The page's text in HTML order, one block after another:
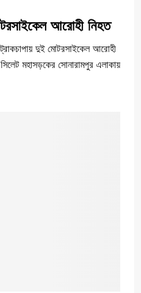
আরোহী নিহত
ট্রাকচাপায় দুই মোটরসাইকেল আরোহী
মহাসড়কের সোনারামপুর এলাকায়